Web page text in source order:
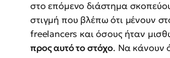
στο επόμενο διάστημα
στιγμή που βλέπω ότι μένουν
freelancers και όσους ήταν
προς αυτό το στόχο. Να κάνουν